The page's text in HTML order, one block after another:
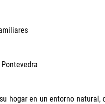
hogar en un entorno